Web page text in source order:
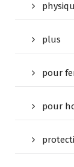
plus
pour
pour